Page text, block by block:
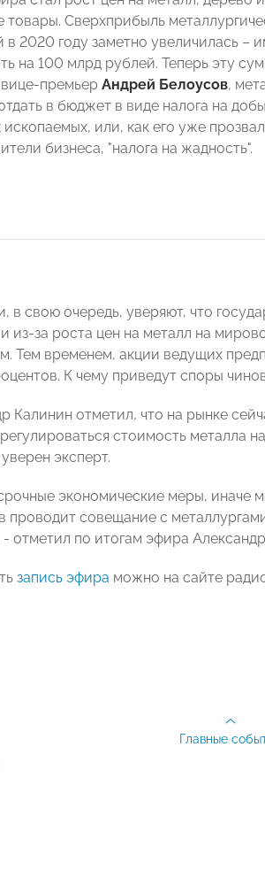
товары. Сверхприбыль
в 2020 году заметно увеличилась –
на 100 млрд рублей. Теперь эту
премьер Андрей Белоусов,
в бюджет в виде налога на
ископаемых, или, как его уже
бизнеса, "налога на жадность".
в свою очередь, уверяют, что
из-за роста цен на металл на
Тем временем, акции ведущих
К чему приведут споры
Калинин отметил, что на рынке
стоимость металла
эксперт.
экономические меры, иначе
проводит совещание с
отметил по итогам эфира
запись эфира можно на сайте
Главные